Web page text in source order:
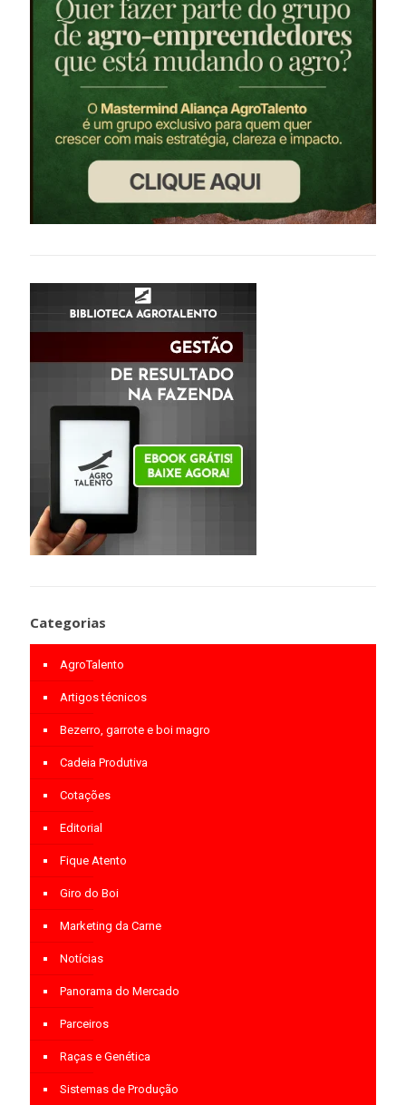
Categorias
AgroTalento
Artigos técnicos
Bezerro, garrote e boi magro
Cadeia Produtiva
Cotações
Editorial
Fique Atento
Giro do Boi
Marketing da Carne
Notícias
Panorama do Mercado
Parceiros
Raças e Genética
Sistemas de Produção